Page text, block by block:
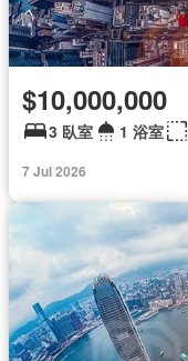
$10,000,000
3 臥室 1 浴室
7 Jul 2026